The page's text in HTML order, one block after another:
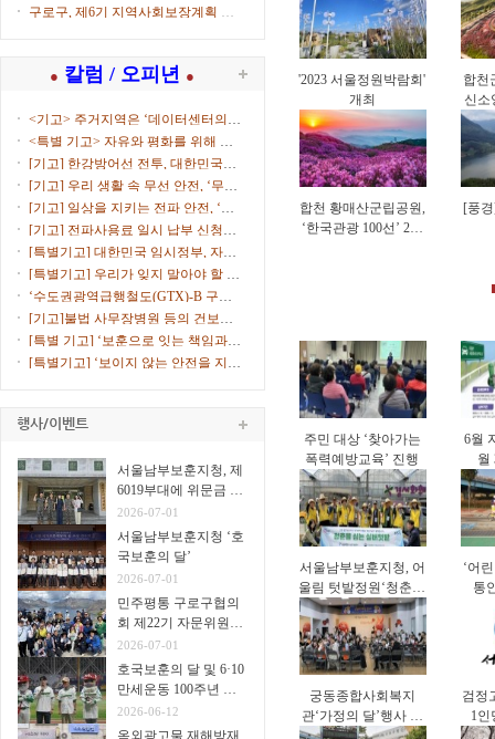
네 수방거점’ 운영
구로구, 제6기 지역사회보장계획 수
● 칼럼 / 오피년 ●
<기고> 주거지역은 ‘데이터센터의
부...
<특별 기고> 자유와 평화를 위해 함
께...
[기고] 한강방어선 전투, 대한민국을
지켜낸 ...
[기고] 우리 생활 속 무선 안전, ‘무선
국 허...
[기고] 일상을 지키는 전파 안전, ‘적
합성평...
[기고] 전파사용료 일시 납부 신청하
고 10% ...
[특별기고] 대한민국 임시정부, 자주
독립의 ...
[특별기고] 우리가 잊지 말아야 할 서
해수호...
‘수도권광역급행철도(GTX)-B 구로
노선 환기...
[기고]불법 사무장병원 등의 건보재
정 침해에...
[특별 기고] ‘보훈으로 잇는 책임과
통합의 ...
[특별기고] ‘보이지 않는 안전을 지키
서울남부보훈지청, 제
6019부대에 위문금 전
달
2026-07-01
서울남부보훈지청 ‘호
국보훈의 달’
2026-07-01
민주평통 구로구협의
회 제22기 자문위원
31명
2026-07-01
호국보훈의 달 및 6·10
만세운동 100주년 고
척야구장서 시구·시타
2026-06-12
옥외광고물 재해방재
활동
'2023 서울정원박람회'
개최
합천
신소
합천 황매산군립공원,
‘한국관광 100선’ 2회
[풍
주민 대상 ‘찾아가는
폭력예방교육’ 진행
6월
월
서울남부보훈지청, 어
울림 텃밭정원‘청춘을
심는 실버 텃밭’진행
‘어
통
궁동종합사회복지
관‘가정의 달’행사 진
행
검정
1인